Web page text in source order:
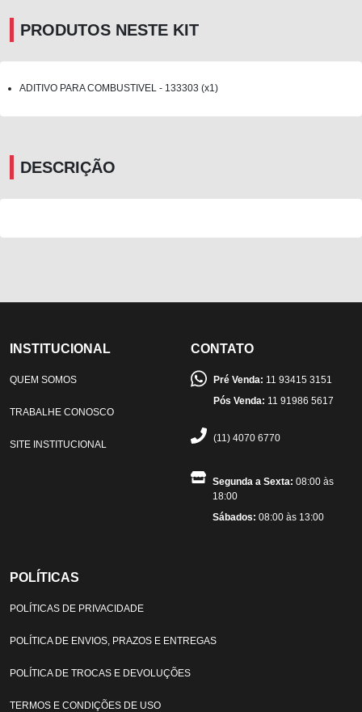
PRODUTOS NESTE KIT
ADITIVO PARA COMBUSTIVEL - 133303 (x1)
DESCRIÇÃO
INSTITUCIONAL
QUEM SOMOS
TRABALHE CONOSCO
SITE INSTITUCIONAL
CONTATO
Pré Venda: 11 93415 3151
Pós Venda: 11 91986 5617
(11) 4070 6770
Segunda a Sexta: 08:00 às
18:00
Sábados: 08:00 às 13:00
POLÍTICAS
POLÍTICAS DE PRIVACIDADE
POLÍTICA DE ENVIOS, PRAZOS E ENTREGAS
POLÍTICA DE TROCAS E DEVOLUÇÕES
TERMOS E CONDIÇÕES DE USO